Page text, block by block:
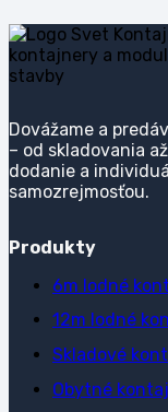
Dovážame a
– od skladovania
dodanie a
samozrejmosťou.
Produkty
6m lodné
12m lodné
Skladové
Obytné